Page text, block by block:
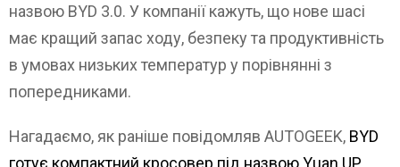
назвою BYD 3.0. У компанії кажуть, що нове шасі
має кращий запас ходу, безпеку та продуктивність
в умовах низьких температур у порівнянні з
попередниками.
Нагадаємо, як раніше повідомляв AUTOGEEK, BYD
готує компактний кросовер під назвою Yuan UP.